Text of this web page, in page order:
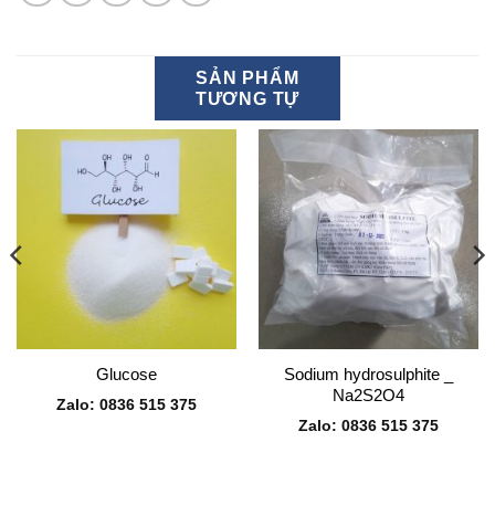
SẢN PHẨM
TƯƠNG TỰ
Glucose
Zalo: 0836 515 375
Sodium hydrosulphite _
Na2S2O4
Zalo: 0836 515 375